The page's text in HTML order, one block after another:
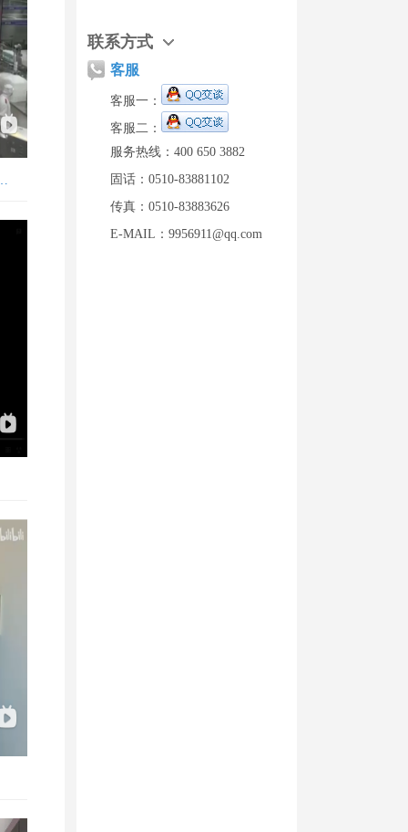
联系方式
客服
客服一：
客服二：
服务热线：400 650 3882
固话：0510-83881102
传真：0510-83883626
E-MAIL：9956911@qq.com